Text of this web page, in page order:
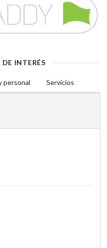
INTERÉS
personal Servicios